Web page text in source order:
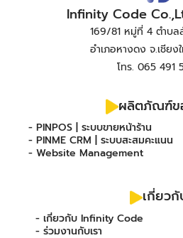
Infinity Code
169/81 หมู่ที่ 4 ตำบล
อำเภอหางดง จ.เชีย
โทร. 065 491
ผลิตภัณฑ์ข
- PINPOS | ระบบขายหน้าร้าน
- PINME CRM | ระบบสะสมคะแนน
- Website Management
เกี่ยว
- เกี่ยวกับ Infinity Code
- ร่วมงานกับเรา